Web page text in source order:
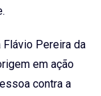
Flávio Pereira da
em ação
contra a